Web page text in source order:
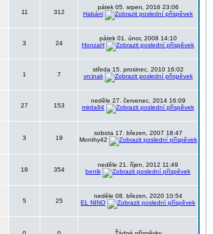
11 312
pátek 05. srpen, 2016 23:06
Habáni
3 24
pátek 01. únor, 2008 14:10
HonzaH
1 7
středa 15. prosinec, 2010 16:02
vrcinak
27 153
neděle 27. červenec, 2014 16:09
mirda94
3 19
sobota 17. březen, 2007 18:47
Monthy42
18 354
neděle 21. říjen, 2012 11:49
benik
5 25
neděle 08. březen, 2020 10:54
EL NINO